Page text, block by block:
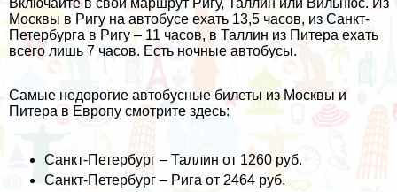
Включайте в свой маршрут Ригу, Таллин или Вильнюс. Из
Москвы в Ригу на автобусе ехать 13,5 часов, из Санкт-
Петербурга в Ригу – 11 часов, в Таллин из Питера ехать
всего лишь 7 часов. Есть ночные автобусы.
Самые недорогие автобусные билеты из Москвы и
Питера в Европу смотрите здесь:
Санкт-Петербург – Таллин от 1260 руб.
Санкт-Петербург – Рига от 2464 руб.